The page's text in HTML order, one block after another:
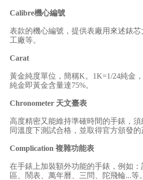
Calibre機心編號
表款的機心編號，提供表廠用來述錶
工廠等。
Carat
黃金純度單位，簡稱K。 1K=1/24純金，
純金即黃金含量達75%。
Chronometer 天文臺表
高度精密又能維持準確時間的手錶，
同溫度下測試合格，並取得官方頒發的
Complication 複雜功能表
在手錶上加裝額外功能的手錶，例如
區、鬧表、萬年曆、三問、陀飛輪...等。